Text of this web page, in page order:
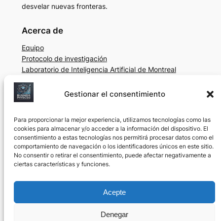
Gestionar el consentimiento
Para proporcionar la mejor experiencia, utilizamos tecnologías como las
cookies para almacenar y/o acceder a la información del dispositivo. El
consentimiento a estas tecnologías nos permitirá procesar datos como el
comportamiento de navegación o los identificadores únicos en este sitio.
No consentir o retirar el consentimiento, puede afectar negativamente a
ciertas características y funciones.
Acepte
Denegar
desvelar nuevas fronteras.
Acerca de
Equipo
Protocolo de investigación
Laboratorio de Inteligencia Artificial de Montreal
Privacidad
Condiciones generales
Póngase en contacto con nosotros
YouTube
en Montreal (Canadá) con fines educativos y de
investigación desde 2024.